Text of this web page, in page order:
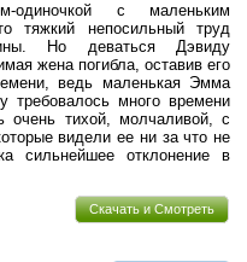
одиночкой с маленьким
тяжкий непосильный труд
Но деваться Дэвиду
жена погибла, оставив его
ведь маленькая Эмма
требовалось много времени
очень тихой, молчаливой, с
видели ее ни за что не
сильнейшее отклонение в
Скачать и Смотреть